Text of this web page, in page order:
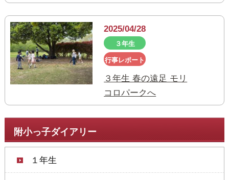
附小っ子ダイアリー
１年生
2025/04/28
３年生
行事レポート
３年生 春の遠足 モリ
コロパークへ